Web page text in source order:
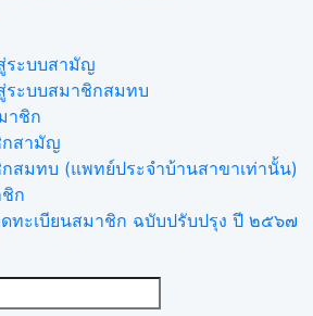
ระบบสามัญ
ระบบสมาชิกสมทบ
าชิก
สามัญ
สมทบ (แพทย์ประจำบ้านสาขาเท่านั้น)
ชิก
ดทะเบียนสมาชิก ฉบับปรับปรุง ปี ๒๕๖๗